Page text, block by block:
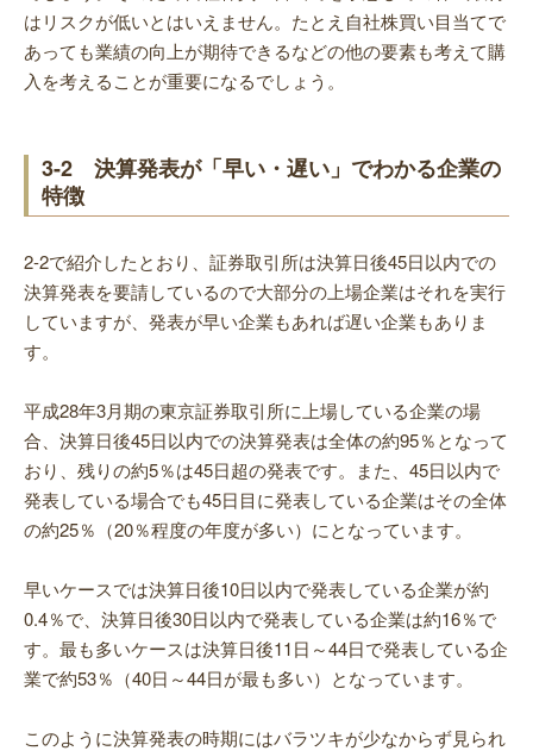
はリスクが低いとはいえません。たとえ自社株買い目当てで
あっても業績の向上が期待できるなどの他の要素も考えて購
入を考えることが重要になるでしょう。
3-2 決算発表が「早い・遅い」でわかる企業の
特徴
2-2で紹介したとおり、証券取引所は決算日後45日以内での
決算発表を要請しているので大部分の上場企業はそれを実行
していますが、発表が早い企業もあれば遅い企業もありま
す。
平成28年3月期の東京証券取引所に上場している企業の場
合、決算日後45日以内での決算発表は全体の約95％となって
おり、残りの約5％は45日超の発表です。また、45日以内で
発表している場合でも45日目に発表している企業はその全体
の約25％（20％程度の年度が多い）にとなっています。
早いケースでは決算日後10日以内で発表している企業が約
0.4％で、決算日後30日以内で発表している企業は約16％で
す。最も多いケースは決算日後11日～44日で発表している企
業で約53％（40日～44日が最も多い）となっています。
このように決算発表の時期にはバラツキが少なからず見られ